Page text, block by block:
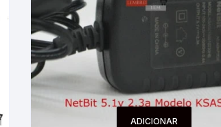
ADICIONAR